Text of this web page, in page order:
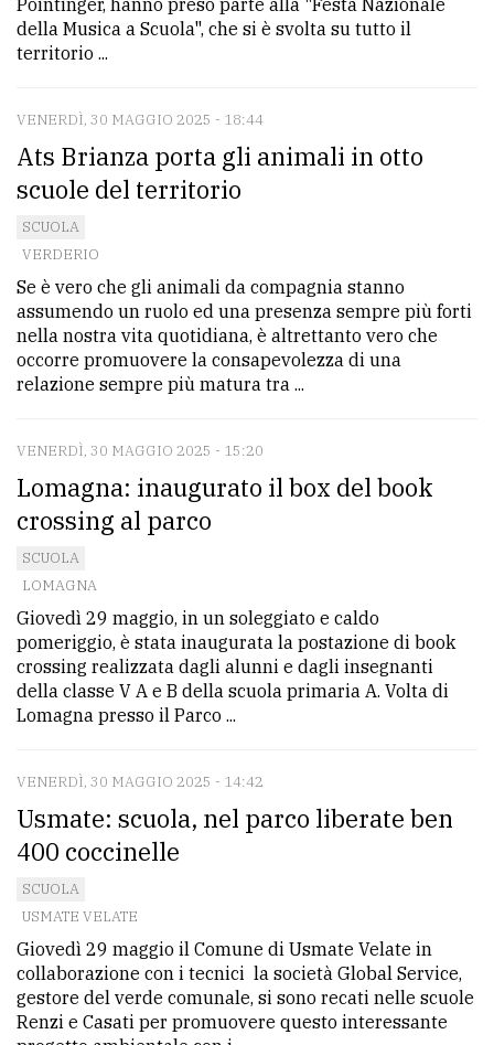
Pointinger, hanno preso parte alla "Festa Nazionale
della Musica a Scuola", che si è svolta su tutto il
territorio ...
VENERDÌ, 30 MAGGIO 2025 - 18:44
Ats Brianza porta gli animali in otto
scuole del territorio
SCUOLA
VERDERIO
Se è vero che gli animali da compagnia stanno
assumendo un ruolo ed una presenza sempre più forti
nella nostra vita quotidiana, è altrettanto vero che
occorre promuovere la consapevolezza di una
relazione sempre più matura tra ...
VENERDÌ, 30 MAGGIO 2025 - 15:20
Lomagna: inaugurato il box del book
crossing al parco
SCUOLA
LOMAGNA
Giovedì 29 maggio, in un soleggiato e caldo
pomeriggio, è stata inaugurata la postazione di book
crossing realizzata dagli alunni e dagli insegnanti
della classe V A e B della scuola primaria A. Volta di
Lomagna presso il Parco ...
VENERDÌ, 30 MAGGIO 2025 - 14:42
Usmate: scuola, nel parco liberate ben
400 coccinelle
SCUOLA
USMATE VELATE
Giovedì 29 maggio il Comune di Usmate Velate in
collaborazione con i tecnici la società Global Service,
gestore del verde comunale, si sono recati nelle scuole
Renzi e Casati per promuovere questo interessante